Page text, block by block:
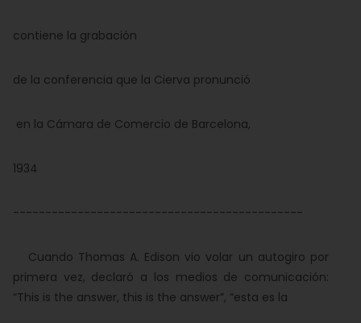
contiene la grabación
de la conferencia que la Cierva pronunció
en la Cámara de Comercio de Barcelona,
1934
---------------------------------------------
Cuando Thomas A. Edison vio volar un autogiro por
primera vez, declaró a los medios de comunicación:
“This is the answer, this is the answer”, “esta es la